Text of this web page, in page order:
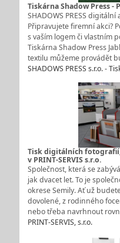
Tiskárna Shadow Press -
SHADOWS PRESS
Připravujete firemní akci?
s vaším logem či vlastním
Tiskárna Shadow Press
textilu můžeme provádět
SHADOWS PRESS s.r.o. -
Tisk digitálních
v PRINT-SERVIS s.r.o.
Společnost, která se
jak dvacet let. To je
okrese Semily. Ať už
dovolené, z rodinného
nebo třeba navrhnout
PRINT-SERVIS, s.r.o.